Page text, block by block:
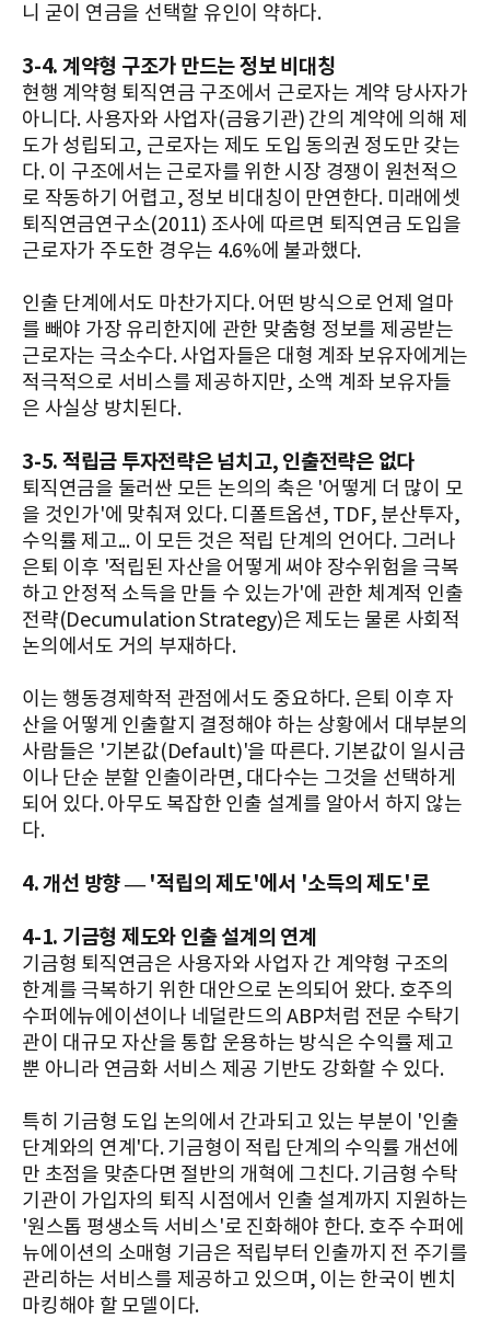
니 굳이 연금을 선택할 유인이 약하다.
3-4. 계약형 구조가 만드는 정보 비대칭
현행 계약형 퇴직연금 구조에서 근로자는 계약 당사자가
아니다. 사용자와 사업자(금융기관) 간의 계약에 의해 제
도가 성립되고, 근로자는 제도 도입 동의권 정도만 갖는
다. 이 구조에서는 근로자를 위한 시장 경쟁이 원천적으
로 작동하기 어렵고, 정보 비대칭이 만연한다. 미래에셋
퇴직연금연구소(2011) 조사에 따르면 퇴직연금 도입을
근로자가 주도한 경우는 4.6%에 불과했다.
인출 단계에서도 마찬가지다. 어떤 방식으로 언제 얼마
를 빼야 가장 유리한지에 관한 맞춤형 정보를 제공받는
근로자는 극소수다. 사업자들은 대형 계좌 보유자에게는
적극적으로 서비스를 제공하지만, 소액 계좌 보유자들
은 사실상 방치된다.
3-5. 적립금 투자전략은 넘치고, 인출전략은 없다
퇴직연금을 둘러싼 모든 논의의 축은 '어떻게 더 많이 모
을 것인가'에 맞춰져 있다. 디폴트옵션, TDF, 분산투자,
수익률 제고... 이 모든 것은 적립 단계의 언어다. 그러나
은퇴 이후 '적립된 자산을 어떻게 써야 장수위험을 극복
하고 안정적 소득을 만들 수 있는가'에 관한 체계적 인출
전략(Decumulation Strategy)은 제도는 물론 사회적
논의에서도 거의 부재하다.
이는 행동경제학적 관점에서도 중요하다. 은퇴 이후 자
산을 어떻게 인출할지 결정해야 하는 상황에서 대부분의
사람들은 '기본값(Default)'을 따른다. 기본값이 일시금
이나 단순 분할 인출이라면, 대다수는 그것을 선택하게
되어 있다. 아무도 복잡한 인출 설계를 알아서 하지 않는
다.
4. 개선 방향 — '적립의 제도'에서 '소득의 제도'로
4-1. 기금형 제도와 인출 설계의 연계
기금형 퇴직연금은 사용자와 사업자 간 계약형 구조의
한계를 극복하기 위한 대안으로 논의되어 왔다. 호주의
수퍼에뉴에이션이나 네덜란드의 ABP처럼 전문 수탁기
관이 대규모 자산을 통합 운용하는 방식은 수익률 제고
뿐 아니라 연금화 서비스 제공 기반도 강화할 수 있다.
특히 기금형 도입 논의에서 간과되고 있는 부분이 '인출
단계와의 연계'다. 기금형이 적립 단계의 수익률 개선에
만 초점을 맞춘다면 절반의 개혁에 그친다. 기금형 수탁
기관이 가입자의 퇴직 시점에서 인출 설계까지 지원하는
'원스톱 평생소득 서비스'로 진화해야 한다. 호주 수퍼에
뉴에이션의 소매형 기금은 적립부터 인출까지 전 주기를
관리하는 서비스를 제공하고 있으며, 이는 한국이 벤치
마킹해야 할 모델이다.